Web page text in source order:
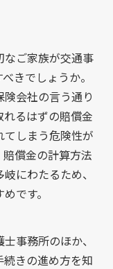
なご家族が交通事
きでしょうか。
会社の言う通り
るはずの賠償金
しまう危険性が
償金の計算方法
にわたるため、
です。
事務所のほか、
きの進め方を知